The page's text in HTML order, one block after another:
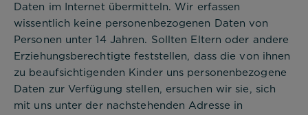
Daten im Internet übermitteln. Wir erfassen
wissentlich keine personenbezogenen Daten von
Personen unter 14 Jahren. Sollten Eltern oder andere
Erziehungsberechtigte feststellen, dass die von ihnen
zu beaufsichtigenden Kinder uns personenbezogene
Daten zur Verfügung stellen, ersuchen wir sie, sich
mit uns unter der nachstehenden Adresse in